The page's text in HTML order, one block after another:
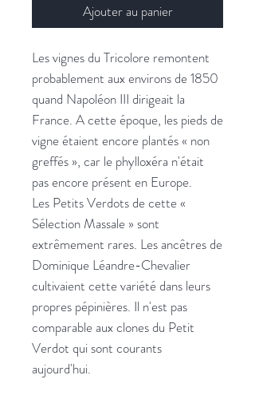
Ajouter au panier
Les vignes du Tricolore remontent
probablement aux environs de 1850
quand Napoléon III dirigeait la
France. A cette époque, les pieds de
vigne étaient encore plantés « non
greffés », car le phylloxéra n'était
pas encore présent en Europe.
Les Petits Verdots de cette «
Sélection Massale » sont
extrêmement rares. Les ancêtres de
Dominique Léandre-Chevalier
cultivaient cette variété dans leurs
propres pépinières. Il n'est pas
comparable aux clones du Petit
Verdot qui sont courants
aujourd'hui.